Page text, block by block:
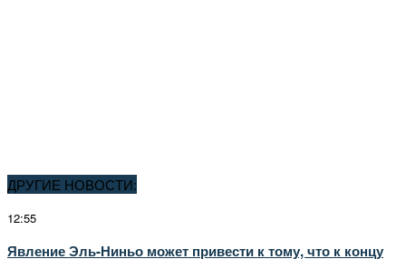
ДРУГИЕ НОВОСТИ:
12:55
Явление Эль-Ниньо может привести к тому, что к концу